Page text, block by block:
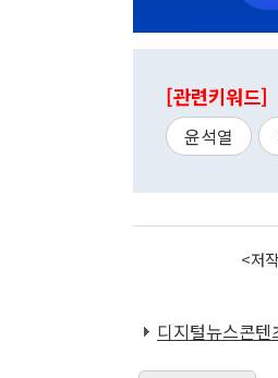
[관련키워드]
윤석열
<저
디지털뉴스콘텐